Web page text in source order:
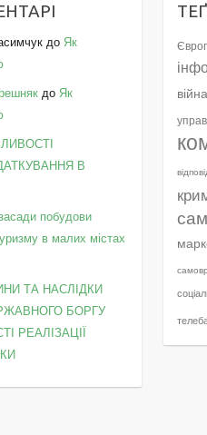
до Як
до Як
В
побудови
в малих містах
ТА НАСЛІДКИ
БОРГУ
РЕАЛІЗАЦІЇ
війна